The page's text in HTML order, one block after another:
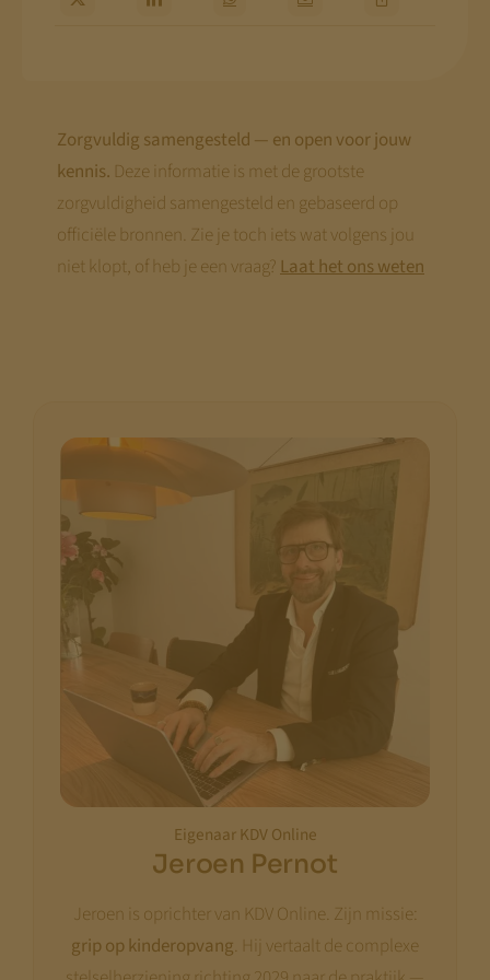
Zorgvuldig samengesteld — en open voor jouw
kennis. Deze informatie is met de grootste
zorgvuldigheid samengesteld en gebaseerd op
officiële bronnen. Zie je toch iets wat volgens jou
niet klopt, of heb je een vraag? Laat het ons weten
Eigenaar KDV Online
Jeroen Pernot
Jeroen is oprichter van KDV Online. Zijn missie:
grip op kinderopvang. Hij vertaalt de complexe